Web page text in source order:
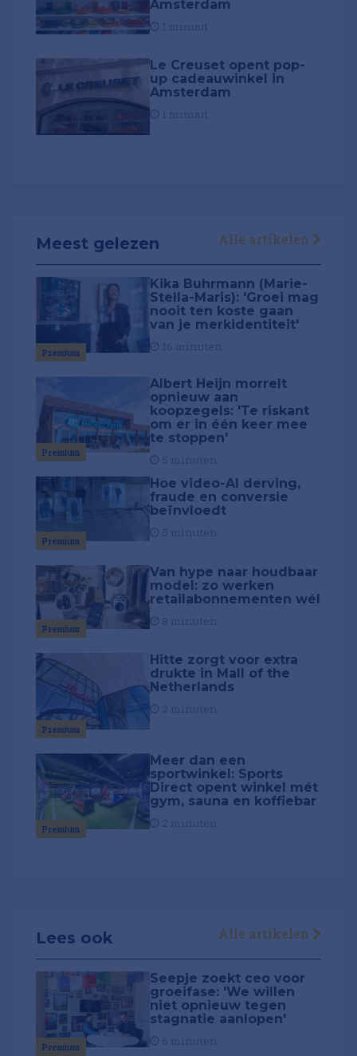
Amsterdam
Le Creuset opent pop-
up cadeauwinkel in
Amsterdam
Meest gelezen Alle artikelen
Premium
Kika Buhrmann (Marie-
Stella-Maris): 'Groei mag
nooit ten koste gaan
van je merkidentiteit'
Premium
Albert Heijn morrelt
opnieuw aan
koopzegels: 'Te riskant
om er in één keer mee
te stoppen'
Premium
Hoe video-AI derving,
fraude en conversie
beïnvloedt
Premium
Van hype naar houdbaar
model: zo werken
retailabonnementen wél
Premium
Hitte zorgt voor extra
drukte in Mall of the
Netherlands
Premium
Meer dan een
sportwinkel: Sports
Direct opent winkel mét
gym, sauna en koffiebar
Lees ook Alle artikelen
Premium
Seepje zoekt ceo voor
groeifase: 'We willen
niet opnieuw tegen
stagnatie aanlopen'